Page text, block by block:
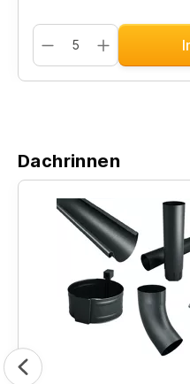
Dachrinnen